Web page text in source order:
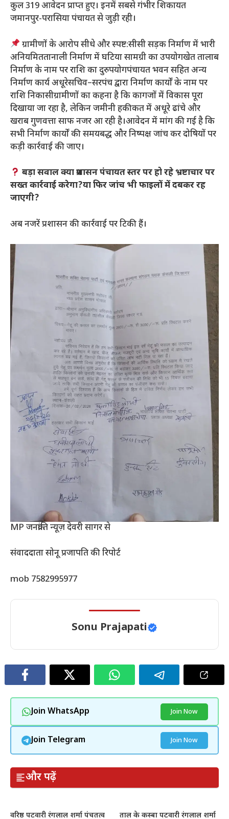
कुल 319 आवेदन प्राप्त हुए। इनमें सबसे गंभीर शिकायत
जमानपुर-परासिया पंचायत से जुड़ी रही।
ग्रामीणों के आरोप सीधे और स्पष्ट:सीसी सड़क निर्माण में भारी
अनियमिततानाली निर्माण में घटिया सामग्री का उपयोगखेत तालाब
निर्माण के नाम पर राशि का दुरुपयोगपंचायत भवन सहित अन्य
निर्माण कार्य अधूरेसचिव–सरपंच द्वारा निर्माण कार्यों के नाम पर
राशि निकासीग्रामीणों का कहना है कि कागजों में विकास पूरा
दिखाया जा रहा है, लेकिन जमीनी हकीकत में अधूरे ढांचे और
खराब गुणवत्ता साफ नजर आ रही है।आवेदन में मांग की गई है कि
सभी निर्माण कार्यों की समयबद्ध और निष्पक्ष जांच कर दोषियों पर
कड़ी कार्रवाई की जाए।
बड़ा सवाल क्या प्रशासन पंचायत स्तर पर हो रहे भ्रष्टाचार पर
सख्त कार्रवाई करेगा?या फिर जांच भी फाइलों में दबकर रह
जाएगी?
अब नजरें प्रशासन की कार्रवाई पर टिकी हैं।
MP जनक्रांति न्यूज़ देवरी सागर से
संवाददाता सोनू प्रजापति की रिपोर्ट
mob 7582995977
Sonu Prajapati
Join WhatsApp Join Now
Join Telegram Join Now
और पढ़ें
वरिष्ठ पटवारी रंगलाल शर्मा पंचतत्व
ताल के कस्बा पटवारी रंगलाल शर्मा